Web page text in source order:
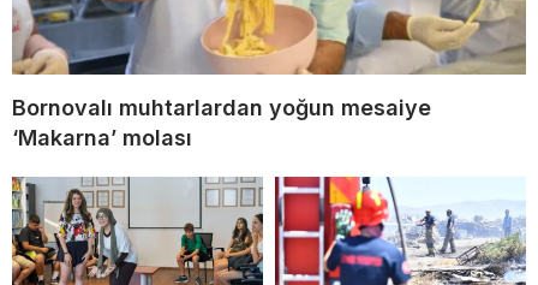
Bornovalı muhtarlardan yoğun mesaiye
‘Makarna’ molası